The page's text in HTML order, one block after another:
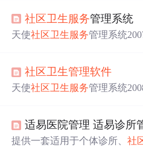
康管理。
社区卫生 服务管理系统
天使社区卫生服务管理系统
务 机构，有单机、局域网和广
接入，降低成本且提高安全性
社区卫生管理软件
天使社区卫生服务管理系统
方位信息管理。
适易医院管理 适易诊所
提供一套适用于个体诊所、社